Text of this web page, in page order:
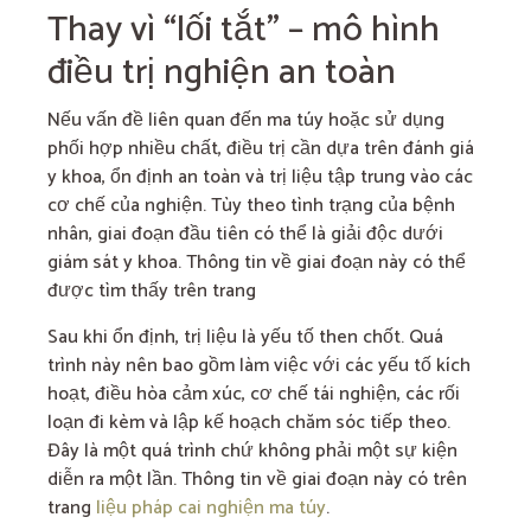
Thay vì “lối tắt” – mô hình
điều trị nghiện an toàn
Nếu vấn đề liên quan đến ma túy hoặc sử dụng
phối hợp nhiều chất, điều trị cần dựa trên đánh giá
y khoa, ổn định an toàn và trị liệu tập trung vào các
cơ chế của nghiện. Tùy theo tình trạng của bệnh
nhân, giai đoạn đầu tiên có thể là giải độc dưới
giám sát y khoa. Thông tin về giai đoạn này có thể
được tìm thấy trên trang
Sau khi ổn định, trị liệu là yếu tố then chốt. Quá
trình này nên bao gồm làm việc với các yếu tố kích
hoạt, điều hòa cảm xúc, cơ chế tái nghiện, các rối
loạn đi kèm và lập kế hoạch chăm sóc tiếp theo.
Đây là một quá trình chứ không phải một sự kiện
diễn ra một lần. Thông tin về giai đoạn này có trên
trang liệu pháp cai nghiện ma túy.